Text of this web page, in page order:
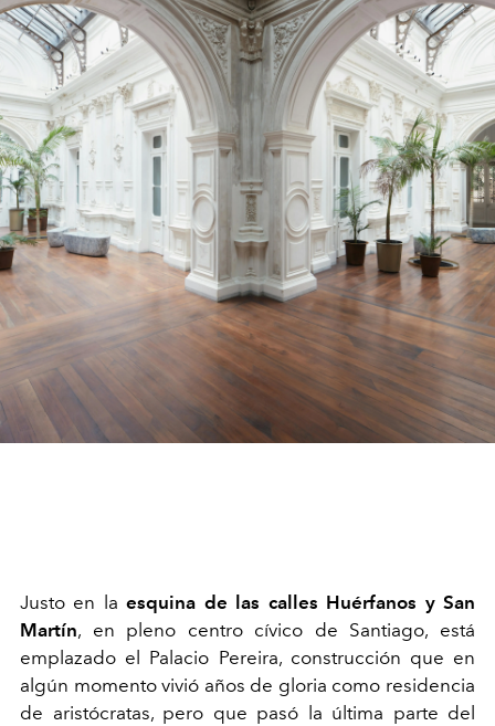
Justo en laesquina de las calles Huérfanos y San
Martín, en pleno centro cívico de Santiago, está
emplazado el Palacio Pereira, construcción que en
algún momento vivió años de gloria como residencia
de aristócratas, pero que pasó la última parte del